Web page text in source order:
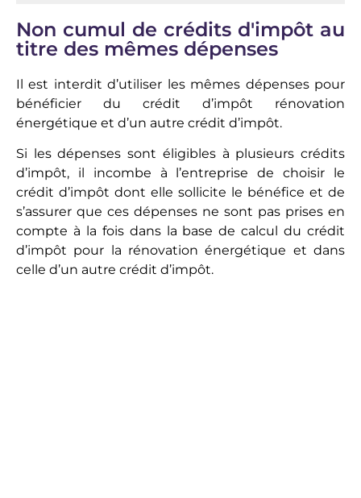
Non cumul de crédits d'impôt au
titre des mêmes dépenses
Il est interdit d’utiliser les mêmes dépenses pour
bénéficier du crédit d’impôt rénovation
énergétique et d’un autre crédit d’impôt.
Si les dépenses sont éligibles à plusieurs crédits
d’impôt, il incombe à l’entreprise de choisir le
crédit d’impôt dont elle sollicite le bénéfice et de
s’assurer que ces dépenses ne sont pas prises en
compte à la fois dans la base de calcul du crédit
d’impôt pour la rénovation énergétique et dans
celle d’un autre crédit d’impôt.